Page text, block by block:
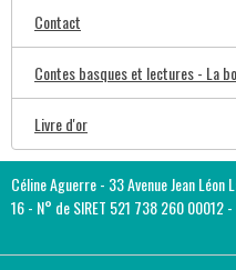
Contact
Contes basques et lectures - La
Livre d'or
Céline Aguerre - 33 Avenue Jean
16 - N° de SIRET 521 738 260 00012